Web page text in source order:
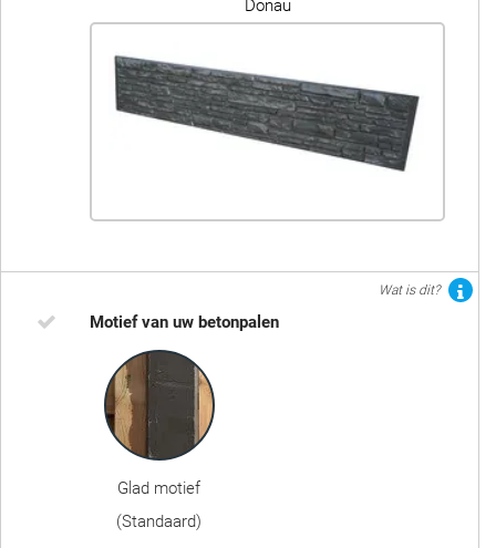
Donau
Wat is dit?
Motief van uw betonpalen
Glad motief
(Standaard)